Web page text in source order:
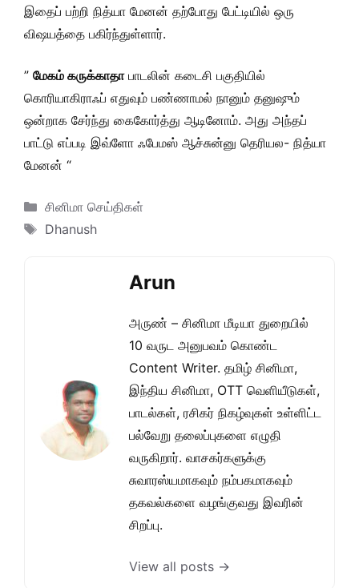
இதைப் பற்றி நித்யா மேனன் தற்போது பேட்டியில் ஒரு
விஷயத்தை பகிர்ந்துள்ளார்.
” மேகம் கருக்காதாபாடலின் கடைசி பகுதியில்
கொரியாகிராஃப் எதுவும் பண்ணாமல் நானும் தனுஷும்
ஒன்றாக சேர்ந்து கைகோர்த்து ஆடினோம். அது அந்தப்
பாட்டு எப்படி இவ்ளோ ஃபேமஸ் ஆச்சுன்னு தெரியல- நித்யா
மேனன் “
Categories
சினிமா செய்திகள்
Tags
Dhanush
Arun
அருண் – சினிமா மீடியா துறையில்
10 வருட அனுபவம் கொண்ட
Content Writer. தமிழ் சினிமா,
இந்திய சினிமா, OTT வெளியீடுகள்,
பாடல்கள், ரசிகர் நிகழ்வுகள் உள்ளிட்ட
பல்வேறு தலைப்புகளை எழுதி
வருகிறார். வாசகர்களுக்கு
சுவாரஸ்யமாகவும் நம்பகமாகவும்
தகவல்களை வழங்குவது இவரின்
சிறப்பு.
View all posts →